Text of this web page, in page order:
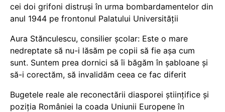
cei doi grifoni distruși în urma bombardamentelor din
anul 1944 pe frontonul Palatului Universității
Aura Stănculescu, consilier școlar: Este o mare
nedreptate să nu-i lăsăm pe copii să fie așa cum
sunt. Suntem prea dornici să îi băgăm în șabloane și
să-i corectăm, să invalidăm ceea ce fac diferit
Bugetele reale ale reconectării diasporei științifice și
poziția României la coada Uniunii Europene în